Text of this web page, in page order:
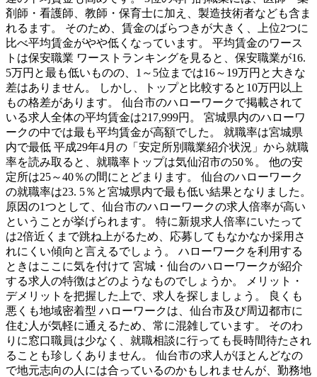
剤師・看護師、教師・保育士に加え、製造技術者なども含ま
れるます。 そのため、賃金のばらつきが大きく、上位2つに
比べ平均賃金がやや低くなっています。 平均賃金のワース
トは保安職業 ワーストランキングを見ると、保安職業が16.
5万円と最も低いものの、1～5位までは16～19万円と大きな
差はありません。 しかし、トップと比較すると10万円以上
もの格差があります。 仙台市のハローワークで掲載されて
いる求人全体の平均賃金は217,999円。 宮城県内のハローワ
ークの中では最も平均賃金が高額でした。 就職率は宮城県
内で最低 平成29年4月の「安定所別職業紹介状況」から就職
率を読み取ると、就職率トップは気仙沼市の50％。 他の安
定所は25～40％の間にとどまります。 仙台のハローワーク
の就職率は23. 5％と宮城県内で最も低い結果となりました。
原因の1つとして、仙台市のハローワークの求人倍率が高い
ということが挙げられます。 特に新規求人倍率にいたって
は2倍近くまで跳ね上がるため、応募してもなかなか採用さ
れにくい傾向と言えるでしょう。 ハローワークを利用する
ときはここに気を付けて 宮城・仙台のハローワークが紹介
する求人の特徴はどのようなものでしょうか。 メリット・
デメリットを把握した上で、求人を探しましょう。 良くも
悪くも地域密着型 ハローワークは、仙台市及び周辺都市に
住む人が気軽に通えるため、常に混雑しています。 そのわ
りに窓口職員は少なく、就職相談に行っても長時間待たされ
ることも珍しくありません。 仙台市の求人がほとんどなの
で地元志向の人には合っているのかもしれませんが、勤務地